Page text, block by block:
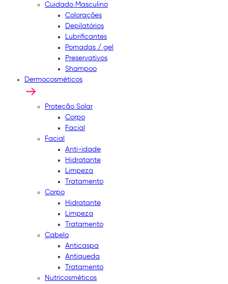
Cuidado Masculino
Colorações
Depilatórios
Lubrificantes
Pomadas / gel
Preservativos
Shampoo
Dermocosméticos
Proteção Solar
Corpo
Facial
Facial
Anti-idade
Hidratante
Limpeza
Tratamento
Corpo
Hidratante
Limpeza
Tratamento
Cabelo
Anticaspa
Antiqueda
Tratamento
Nutricosméticos